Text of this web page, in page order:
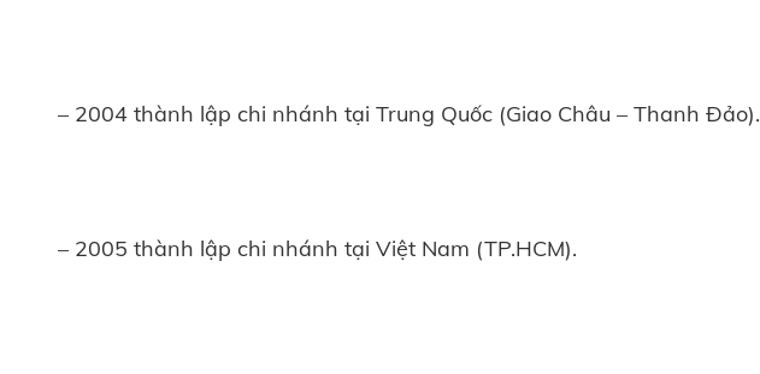
– 2004 thành lập chi nhánh tại Trung Quốc (Giao Châu – Thanh Đảo).
– 2005 thành lập chi nhánh tại Việt Nam (TP.HCM).